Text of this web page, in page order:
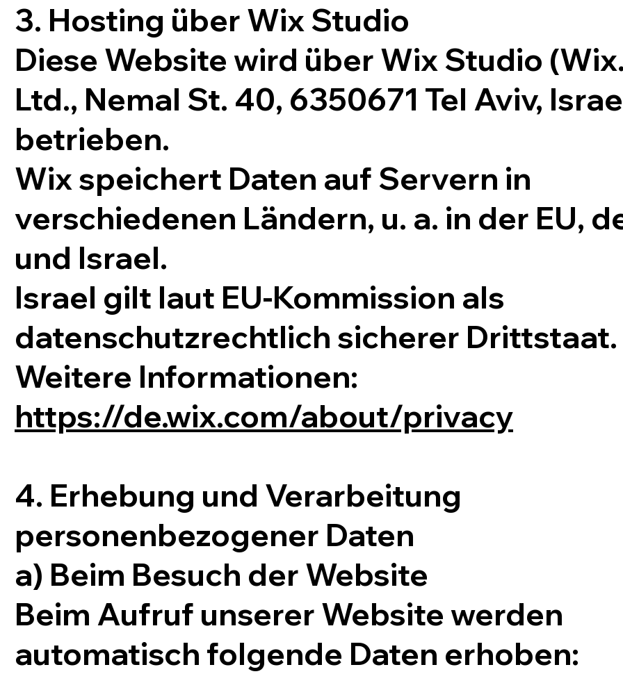
3. Hosting über Wix Studio
Diese Website wird über Wix Studio
Ltd., Nemal St. 40, 6350671 Tel Aviv,
betrieben.
Wix speichert Daten auf Servern in
verschiedenen Ländern, u. a. in der EU,
und Israel.
Israel gilt laut EU-Kommission als
datenschutzrechtlich sicherer Drittstaat.
Weitere Informationen:
https://de.wix.com/about/privacy
4. Erhebung und Verarbeitung
personenbezogener Daten
a) Beim Besuch der Website
Beim Aufruf unserer Website werden
automatisch folgende Daten erhoben: